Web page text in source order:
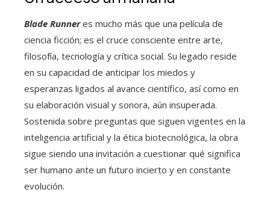
Blade Runneres mucho más que una película de
ciencia ficción; es el cruce consciente entre arte,
filosofía, tecnología y crítica social. Su legado reside
en su capacidad de anticipar los miedos y
esperanzas ligados al avance científico, así como en
su elaboración visual y sonora, aún insuperada.
Sostenida sobre preguntas que siguen vigentes en la
inteligencia artificial y la ética biotecnológica, la obra
sigue siendo una invitación a cuestionar qué significa
ser humano ante un futuro incierto y en constante
evolución.